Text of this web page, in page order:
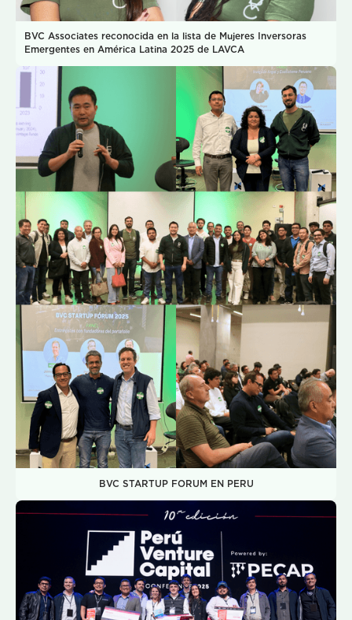
BVC Associates reconocida en la lista de Mujeres Inversoras
Emergentes en América Latina 2025 de LAVCA
BVC STARTUP FORUM EN PERU